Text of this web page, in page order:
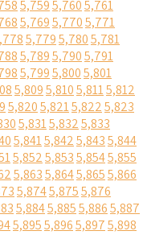
5,7595,7605,761
5,7695,7705,771
5,7795,7805,781
5,7895,7905,791
5,7995,8005,801
5,8095,8105,8115,812
5,8205,8215,8225,823
5,8315,8325,833
5,8415,8425,8435,844
5,8525,8535,8545,855
5,8635,8645,8655,866
5,8745,8755,876
5,8845,8855,8865,887
5,8955,8965,8975,898